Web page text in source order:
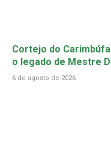
Cortejo do
o legado de Mestre
6 de agosto de 2026